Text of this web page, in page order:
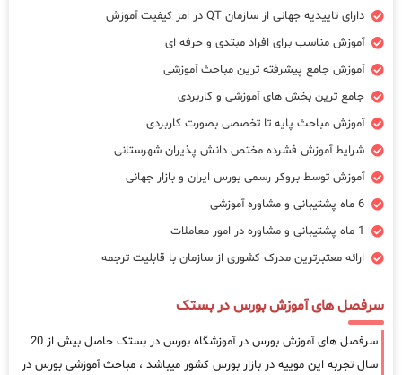
دارای تاییدیه جهانی از سازمان QT در امر کیفیت آموزش
آموزش مناسب برای افراد مبتدی و حرفه ای
آموزش جامع پیشرفته ترین مباحث آموزشی
جامع ترین بخش های آموزشی و کاربردی
آموزش مباحث پایه تا تخصصی بصورت کاربردی
شرایط آموزش فشرده مختص دانش پذیران شهرستانی
آموزش توسط بروکر رسمی بورس ایران و بازار جهانی
6 ماه پشتیبانی و مشاوره آموزشی
1 ماه پشتیبانی و مشاوره در امور معاملات
ارائه معتبرترین مدرک کشوری از سازمان با قابلیت ترجمه
سرفصل های آموزش بورس در بستک
سرفصل های آموزش بورس در آموزشگاه بورس در بستک حاصل بیش از 20
سال تجربه این موییه در بازار بورس کشور میباشد ، مباحث آموزشی بورس در